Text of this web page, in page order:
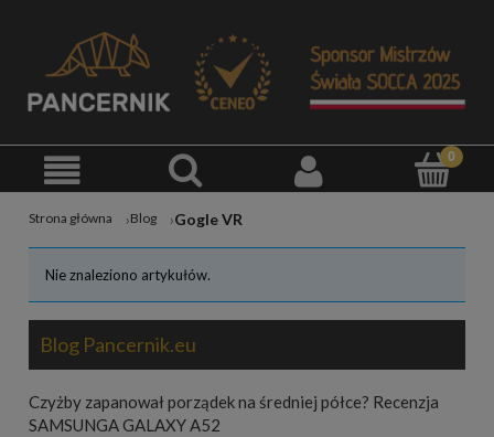
Strona główna Blog Gogle VR
Nie znaleziono artykułów.
Blog Pancernik.eu
Czyżby zapanował porządek na średniej półce? Recenzja
SAMSUNGA GALAXY A52